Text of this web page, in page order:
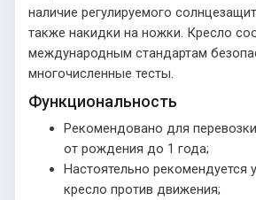
наличие регулируемого
также накидки на ножки. Кресло
международным стандартам
многочисленные тесты.
Функциональность
Рекомендовано для
от рождения до 1 года;
Настоятельно рекомендуется
кресло против движения;